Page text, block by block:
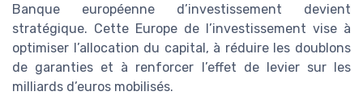
Banque européenne d’investissement devient
stratégique. Cette Europe de l’investissement vise à
optimiser l’allocation du capital, à réduire les doublons
de garanties et à renforcer l’effet de levier sur les
milliards d’euros mobilisés.